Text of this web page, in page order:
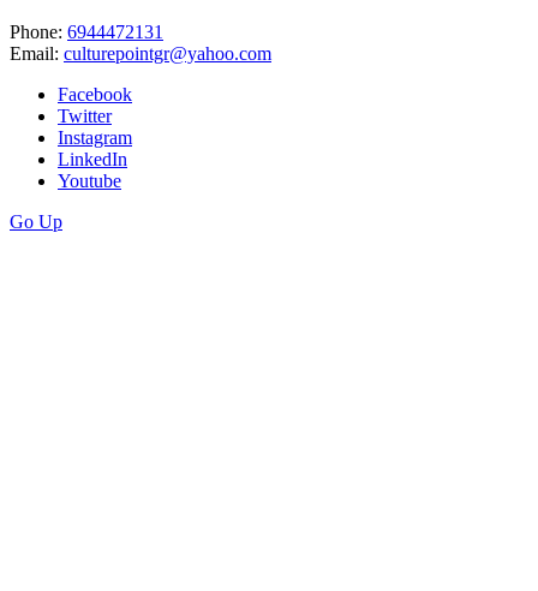
Phone: 6944472131
Email: culturepointgr@yahoo.com
Facebook
Twitter
Instagram
LinkedIn
Youtube
Go Up